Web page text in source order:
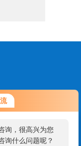
询，很高兴为您
询什么问题呢？